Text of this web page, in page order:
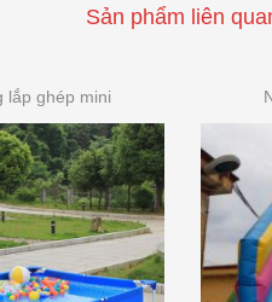
Sản phẩm liên
lắp ghép mini